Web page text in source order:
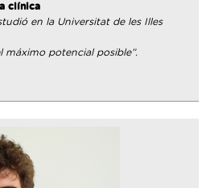
clínica
en la Universitat de les Illes
máximo potencial posible”.